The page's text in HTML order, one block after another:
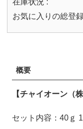
お気に入りの総登
概要
【チャイオーン（株
セット内容：40ｇ